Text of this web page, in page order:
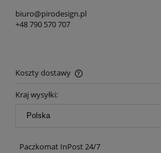
biuro@pirodesign.pl
+48 790 570 707
Koszty dostawy
Cena nie zawiera ewentualnych
Kraj wysyłki:
Paczkomat InPost 24/7